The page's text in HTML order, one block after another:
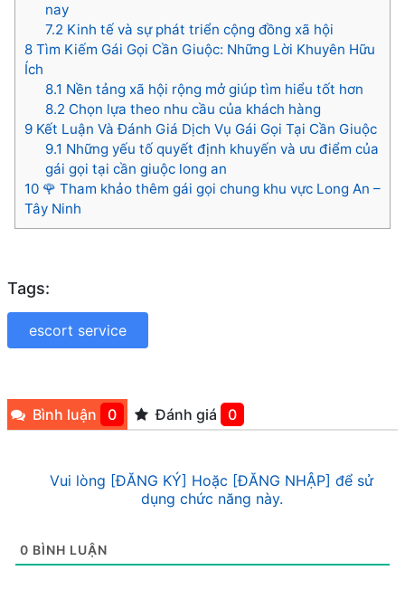
nay
7.2 Kinh tế và sự phát triển cộng đồng xã hội
8 Tìm Kiếm Gái Gọi Cần Giuộc: Những Lời Khuyên Hữu
Ích
8.1 Nền tảng xã hội rộng mở giúp tìm hiểu tốt hơn
8.2 Chọn lựa theo nhu cầu của khách hàng
9 Kết Luận Và Đánh Giá Dịch Vụ Gái Gọi Tại Cần Giuộc
9.1 Những yếu tố quyết định khuyến và ưu điểm của
gái gọi tại cần giuộc long an
10 🌹 Tham khảo thêm gái gọi chung khu vực Long An –
Tây Ninh
Tags:
escort service
Bình luận 0 Đánh giá 0
Vui lòng [ĐĂNG KÝ] Hoặc [ĐĂNG NHẬP] để sử
dụng chức năng này.
0 BÌNH LUẬN